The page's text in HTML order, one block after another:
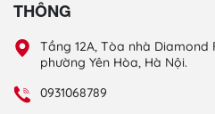
THÔNG
Tầng 12A, Tòa nhà
phường Yên Hòa, Hà Nội.
0931068789